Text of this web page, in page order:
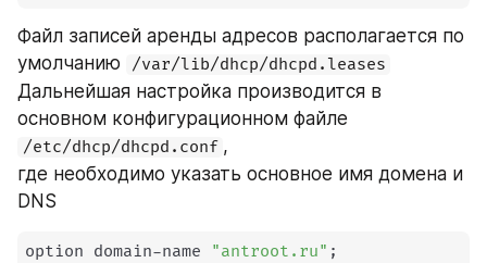
Файл записей аренды адресов располагается по
умолчанию
/var/lib/dhcp/dhcpd.leases
Дальнейшая настройка производится в
/etc/dhcp/dhcpd.conf ,
где необходимо указать основное имя домена и
DNS
option domain-name "antroot.ru" ;